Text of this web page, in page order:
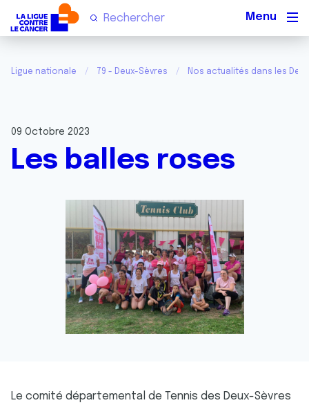
Ligue nationale 79 - Deux-Sèvres Nos actualités dans les
09 Octobre 2023
Les balles roses
Le comité départemental de Tennis des Deux-Sèvres